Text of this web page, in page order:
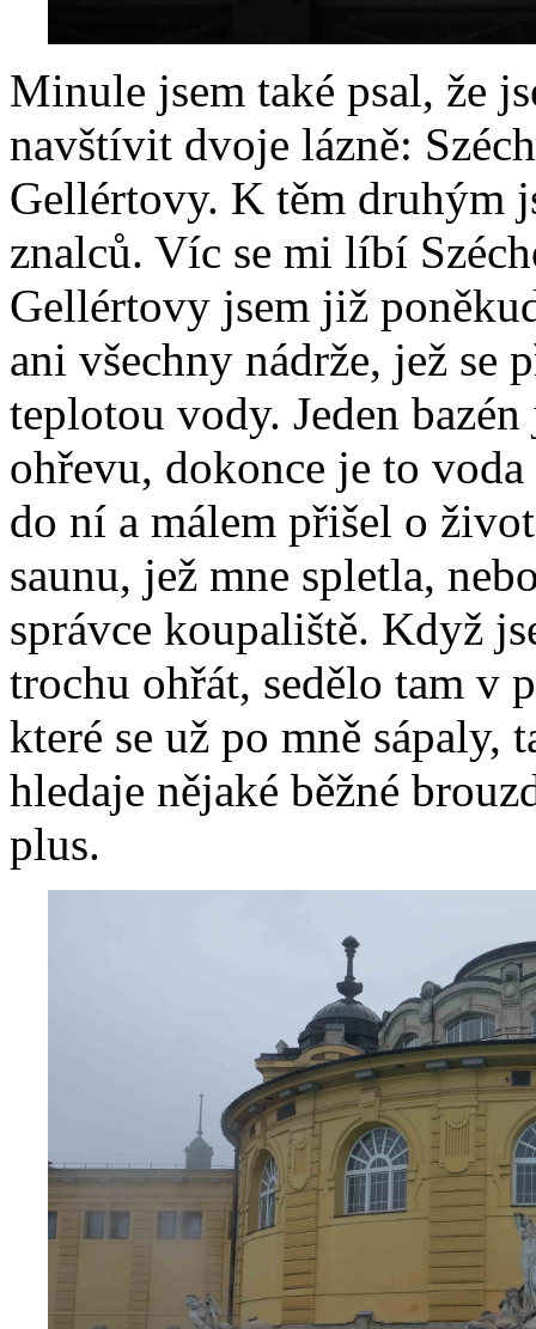
Minule jsem také psal, že
navštívit dvoje lázně:
Gellértovy. K těm druhým
znalců. Víc se mi líbí
Gellértovy jsem již
ani všechny nádrže, jež se
teplotou vody. Jeden
ohřevu, dokonce je to
do ní a málem přišel o
saunu, jež mne spletla,
správce koupaliště. Když
trochu ohřát, sedělo tam v
které se už po mně sápaly,
hledaje nějaké běžné
plus.